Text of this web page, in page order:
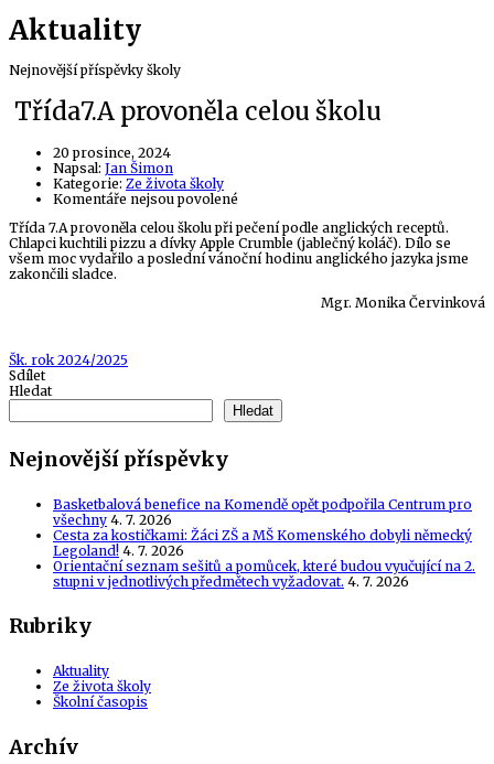
Aktuality
Nejnovější příspěvky školy
Třída7.A provoněla celou školu
20 prosince, 2024
Napsal: Author
Jan Šimon
Kategorie: Ze života školy
Komentáře nejsou povolené
s
názvem
Třída7.A
Třída 7.A provoněla celou školu při pečení podle anglických receptů.
Chlapci kuchtili pizzu a dívky Apple Crumble (jablečný koláč). Dílo se
všem moc vydařilo a poslední vánoční hodinu anglického jazyka jsme
zakončili sladce.
Mgr. Monika Červinková
Tags
Šk. rok 2024/2025
Sdílet
Hledat
Hledat
Nejnovější příspěvky
Basketbalová benefice na Komendě opět podpořila Centrum pro
všechny 4. 7. 2026
Cesta za kostičkami: Žáci ZŠ a MŠ Komenského dobyli německý
Legoland! 4. 7. 2026
Orientační seznam sešitů a pomůcek, které budou vyučující na 2.
stupni v jednotlivých předmětech vyžadovat. 4. 7. 2026
Rubriky
Aktuality
Ze života školy
Školní časopis
Archív